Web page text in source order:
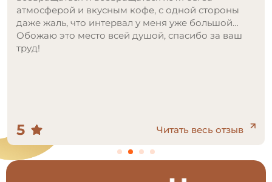
красивая и стильная, сотрудники все милые и
приятные. Сама процедура проходит
безболезненно и быстро, специалист всю
процедуру интересовалась моим самочувствием!
5 Читать весь отзыв